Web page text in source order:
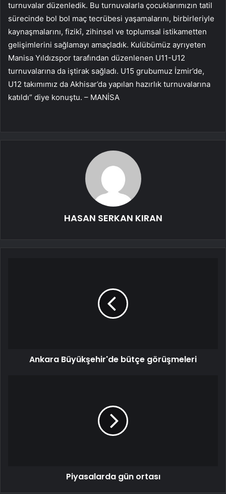
turnuvalar düzenledik. Bu turnuvalarla çocuklarımızın tatil
sürecinde bol bol maç tecrübesi yaşamalarını, birbirleriyle
kaynaşmalarını, fizikî, zihinsel ve toplumsal istikametten
gelişimlerini sağlamayı amaçladık. Kulübümüz ayrıyeten
Manisa Yıldızspor tarafından düzenlenen U11-U12
turnuvalarına da iştirak sağladı. U15 grubumuz İzmir’de,
U12 takımımız da Akhisar’da yapılan hazırlık turnuvalarına
katıldı” diye konuştu. – MANİSA
HASAN SERKAN KIRAN
Ankara Büyükşehir'de bütçe görüşmeleri
Piyasalarda gün ortası